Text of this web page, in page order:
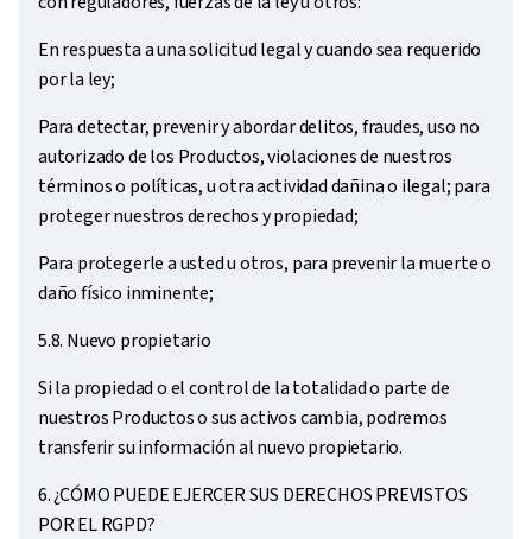
En respuesta a una solicitud legal y cuando sea requerido
por la ley;
Para detectar, prevenir y abordar delitos, fraudes, uso no
autorizado de los Productos, violaciones de nuestros
términos o políticas, u otra actividad dañina o ilegal; para
proteger nuestros derechos y propiedad;
Para protegerle a usted u otros, para prevenir la muerte o
daño físico inminente;
5.8. Nuevo propietario
Si la propiedad o el control de la totalidad o parte de
nuestros Productos o sus activos cambia, podremos
transferir su información al nuevo propietario.
6. ¿CÓMO PUEDE EJERCER SUS DERECHOS PREVISTOS
POR EL RGPD?